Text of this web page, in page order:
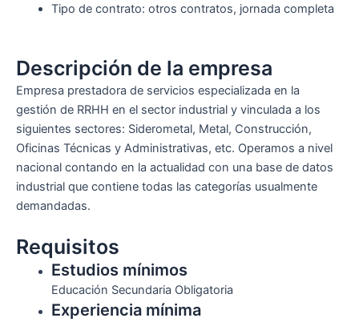
Tipo de contrato: otros contratos, jornada completa
Descripción de la empresa
Empresa prestadora de servicios especializada en la
gestión de RRHH en el sector industrial y vinculada a los
siguientes sectores: Siderometal, Metal, Construcción,
Oficinas Técnicas y Administrativas, etc. Operamos a nivel
nacional contando en la actualidad con una base de datos
industrial que contiene todas las categorías usualmente
demandadas.
Requisitos
Estudios mínimos
Educación Secundaria Obligatoria
Experiencia mínima